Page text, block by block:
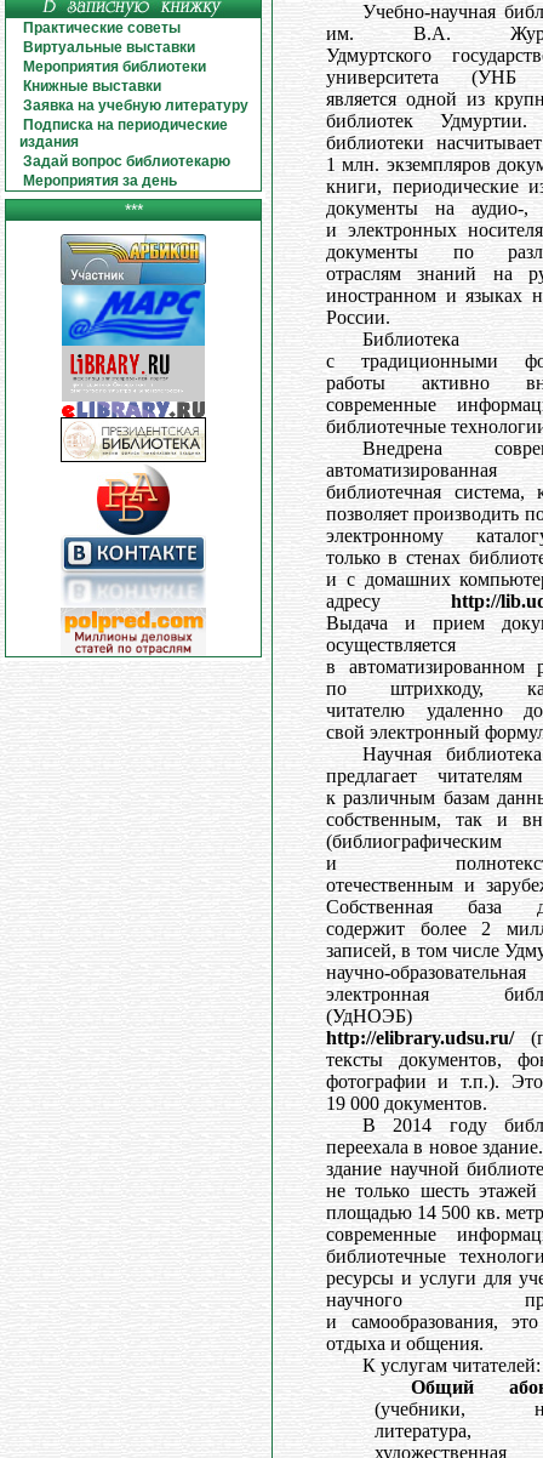
Практические советы
Виртуальные выставки
Мероприятия библиотеки
Книжные выставки
Заявка на учебную литературу
Подписка на периодические
издания
Задай вопрос библиотекарю
Мероприятия за день
***
Учебно-научная
им. В.А.
Удмуртского
университета (УНБ
является одной из
библиотек
библиотеки
1 млн. экземпляров
книги, периодические
документы на аудио-,
и электронных
документы по
отраслям знаний на
иностранном и языках
России.
Библиотека
с традиционными
работы активно
современные
библиотечные
Внедрена
автоматизированная
библиотечная система,
позволяет производить
электронному
только в стенах
и с домашних
адресуhttp://
Выдача и прием
осуществляется
в автоматизированном
по штрихкоду,
читателю удаленно
свой электронный
Научная
предлагает читателям
к различным базам
собственным, так и
(библиографическим
и
отечественным и
Собственная база
содержит более 2
записей, в том числе
научно-образовательная
электронная
(УдНОЭБ)
http://elibrary.udsu.ru/
тексты документов,
фотографии и т.п.).
19 000 документов.
В 2014 году
переехала в новое
здание научной
не только шесть
площадью 14 500 кв.
современные
библиотечные
ресурсы и услуги для
научного
и самообразования,
отдыха и общения.
К услугам читателей:
Общий
(учебники,
литература,
художественная